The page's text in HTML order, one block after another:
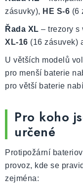
zásuvky), HE S-6 (6
Řada XL – trezory s
XL-16 (16 zásuvek)
U větších modelů
pro menší baterie
pro větší baterie
Pro koho
určené
Protipožární
provoz, kde se
zejména: